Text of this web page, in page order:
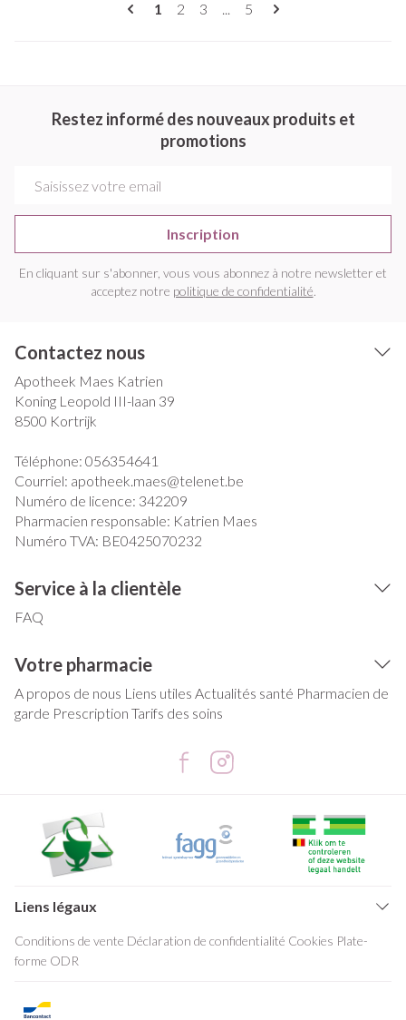
Vous lisez actuellement la page
1 Page
2 Page
3 ... Page
5
Restez informé des nouveaux produits et
promotions
Inscription
En cliquant sur s'abonner, vous vous abonnez à notre newsletter et
acceptez notre politique de confidentialité.
Contactez nous
Apotheek Maes Katrien
Koning Leopold III-laan 39
8500 Kortrijk
Téléphone: 056354641
Courriel: apotheek.maes@telenet.be
Numéro de licence: 342209
Pharmacien responsable: Katrien Maes
Numéro TVA: BE0425070232
Service à la clientèle
FAQ
Votre pharmacie
A propos de nous Liens utiles Actualités santé Pharmacien de
garde Prescription Tarifs des soins
Liens légaux
Conditions de vente Déclaration de confidentialité Cookies Plate-
forme ODR